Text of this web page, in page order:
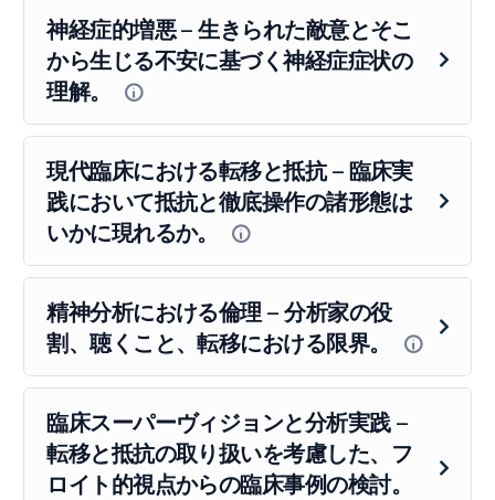
神経症的増悪 – 生きられた敵意とそこ
から生じる不安に基づく神経症症状の
理解。
現代臨床における転移と抵抗 – 臨床実
践において抵抗と徹底操作の諸形態は
いかに現れるか。
精神分析における倫理 – 分析家の役
割、聴くこと、転移における限界。
臨床スーパーヴィジョンと分析実践 –
転移と抵抗の取り扱いを考慮した、フ
ロイト的視点からの臨床事例の検討。